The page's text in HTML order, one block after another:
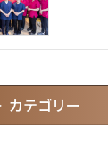
カテゴリー